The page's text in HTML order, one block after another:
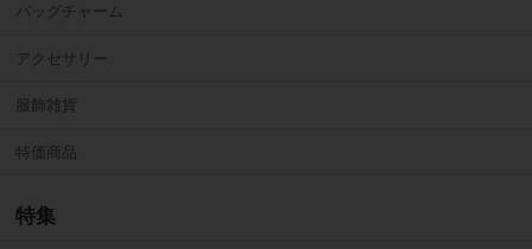
バッグチャーム
アクセサリー
服飾雑貨
特価商品
特集